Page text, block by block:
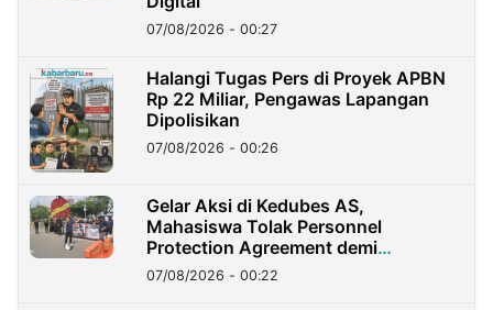
07/08/2026 - 00:27
Halangi Tugas Pers di Proyek APBN
Rp 22 Miliar, Pengawas Lapangan
Dipolisikan
07/08/2026 - 00:26
Gelar Aksi di Kedubes AS,
Mahasiswa Tolak Personnel
Protection Agreement demi
Kedaulatan Negara
07/08/2026 - 00:22